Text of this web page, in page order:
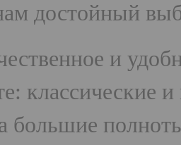
достойный
и
большие